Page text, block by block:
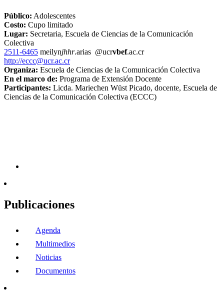
Público: Adolescentes
Costo: Cupo limitado
Lugar: Secretaria, Escuela de Ciencias de la Comunicación
Colectiva
2511-6465 meilynjhhr.arias @ucrvbef.ac.cr
http://eccc@ucr.ac.cr
Organiza: Escuela de Ciencias de la Comunicación Colectiva
En el marco de: Programa de Extensión Docente
Participantes: Licda. Mariechen Wüst Picado, docente, Escuela de
Ciencias de la Comunicación Colectiva (ECCC)
Publicaciones
Agenda
Multimedios
Noticias
Documentos